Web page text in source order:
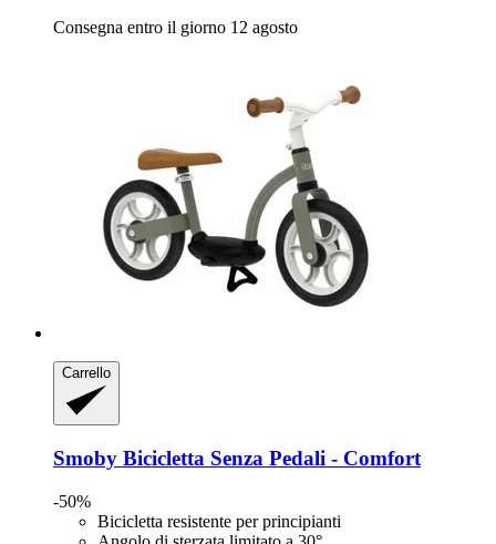
Consegna entro il giorno 12 agosto
Carrello
Smoby Bicicletta Senza Pedali -​ Comfort
-50%
Bicicletta resistente per principianti